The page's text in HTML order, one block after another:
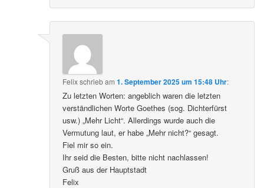
Felixschriebam1. September 2025 um 15:48 Uhr:
Zu letzten Worten: angeblich waren die letzten
verständlichen Worte Goethes (sog. Dichterfürst
usw.) „Mehr Licht“. Allerdings wurde auch die
Vermutung laut, er habe „Mehr nicht?“ gesagt.
Fiel mir so ein.
Ihr seid die Besten, bitte nicht nachlassen!
Gruß aus der Hauptstadt
Felix